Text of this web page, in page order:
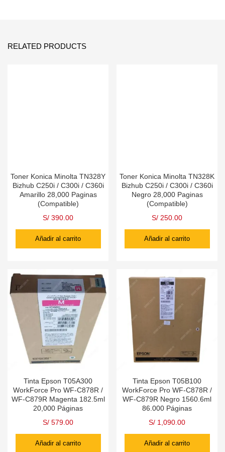
RELATED PRODUCTS
Toner Konica Minolta TN328Y
Bizhub C250i / C300i / C360i
Amarillo 28,000 Paginas
(Compatible)
S/ 390.00
Añadir al carrito
Toner Konica Minolta TN328K
Bizhub C250i / C300i / C360i
Negro 28,000 Paginas
(Compatible)
S/ 250.00
Añadir al carrito
Tinta Epson T05A300
WorkForce Pro WF-C878R /
WF-C879R Magenta 182.5ml
20,000 Páginas
S/ 579.00
Añadir al carrito
Tinta Epson T05B100
WorkForce Pro WF-C878R /
WF-C879R Negro 1560.6ml
86.000 Páginas
S/ 1,090.00
Añadir al carrito